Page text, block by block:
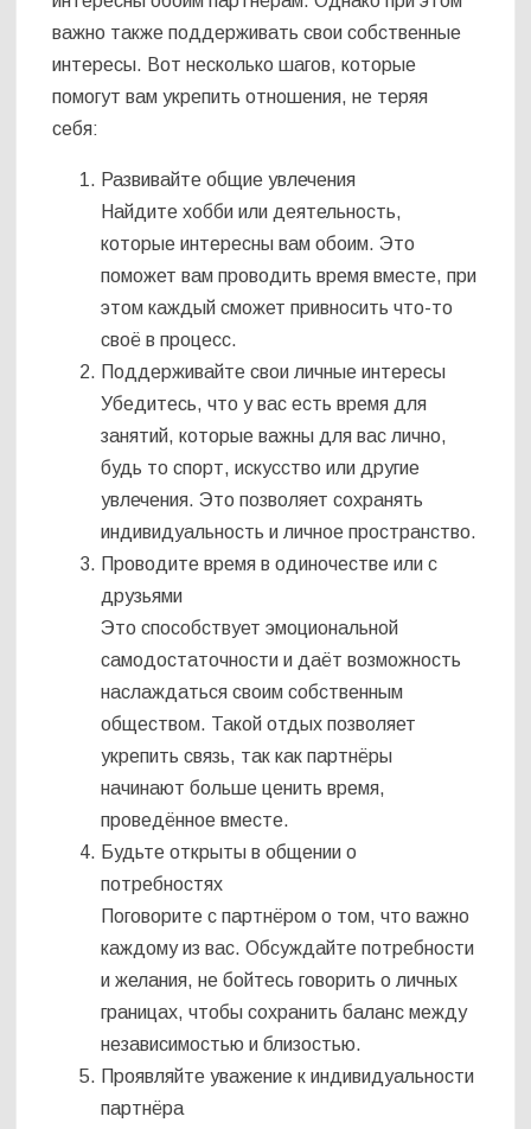
важно также поддерживать свои собственные
интересы. Вот несколько шагов, которые
помогут вам укрепить отношения, не теряя
себя:
Развивайте общие увлечения
Найдите хобби или деятельность,
которые интересны вам обоим. Это
поможет вам проводить время вместе, при
этом каждый сможет привносить что-то
своё в процесс.
Поддерживайте свои личные интересы
Убедитесь, что у вас есть время для
занятий, которые важны для вас лично,
будь то спорт, искусство или другие
увлечения. Это позволяет сохранять
индивидуальность и личное пространство.
Проводите время в одиночестве или с
друзьями
Это способствует эмоциональной
самодостаточности и даёт возможность
наслаждаться своим собственным
обществом. Такой отдых позволяет
укрепить связь, так как партнёры
начинают больше ценить время,
проведённое вместе.
Будьте открыты в общении о
потребностях
Поговорите с партнёром о том, что важно
каждому из вас. Обсуждайте потребности
и желания, не бойтесь говорить о личных
границах, чтобы сохранить баланс между
независимостью и близостью.
Проявляйте уважение к индивидуальности
партнёра